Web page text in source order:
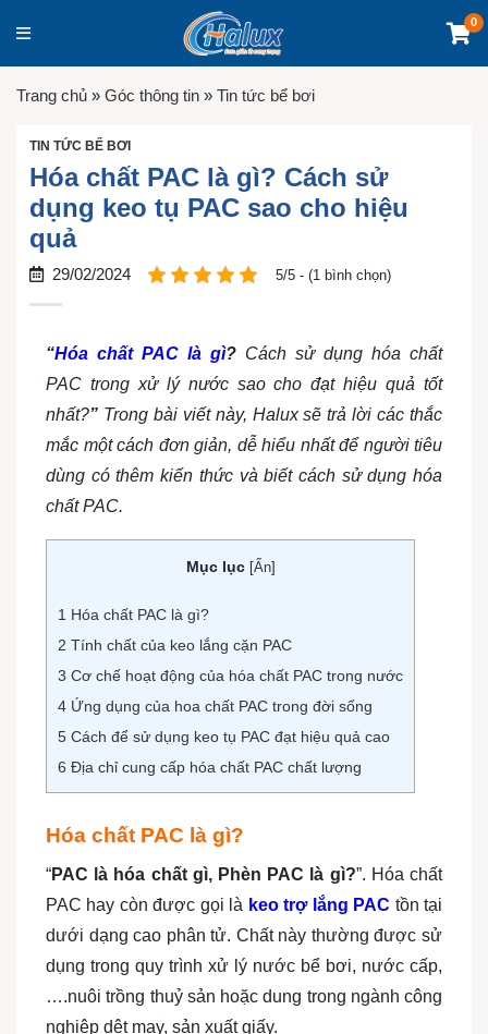
0
Trang chủ » Góc thông tin » Tin tức bể bơi
TIN TỨC BỂ BƠI
Hóa chất PAC là gì? Cách sử
dụng keo tụ PAC sao cho hiệu
quả
29/02/2024 5/5 - (1 bình chọn)
“Hóa chất PAC là gì? Cách sử dụng hóa chất
PAC trong xử lý nước sao cho đạt hiệu quả tốt
nhất?” Trong bài viết này, Halux sẽ trả lời các thắc
mắc một cách đơn giản, dễ hiểu nhất để người tiêu
dùng có thêm kiến thức và biết cách sử dụng hóa
chất PAC.
Mục lục [Ẩn]
1 Hóa chất PAC là gì?
2 Tính chất của keo lắng cặn PAC
3 Cơ chế hoạt động của hóa chất PAC trong nước
4 Ứng dụng của hoa chất PAC trong đời sống
5 Cách để sử dụng keo tụ PAC đạt hiệu quả cao
6 Địa chỉ cung cấp hóa chất PAC chất lượng
Hóa chất PAC là gì?
“PAC là hóa chất gì, Phèn PAC là gì?”. Hóa chất
PAC hay còn được gọi là keo trợ lắng PAC tồn tại
dưới dạng cao phân tử. Chất này thường được sử
dụng trong quy trình xử lý nước bể bơi, nước cấp,
….nuôi trồng thuỷ sản hoặc dung trong ngành công
nghiệp dệt may, sản xuất giấy.